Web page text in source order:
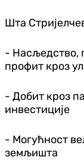
Шта
- Насљедство,
профит кроз
- Добит кроз
инвестиције
- Могућност
земљишта